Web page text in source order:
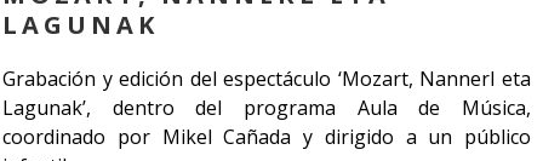
LAGUNAK
Grabación y edición del espectáculo ‘Mozart, Nannerl eta
Lagunak’, dentro del programa Aula de Música,
coordinado por Mikel Cañada y dirigido a un público